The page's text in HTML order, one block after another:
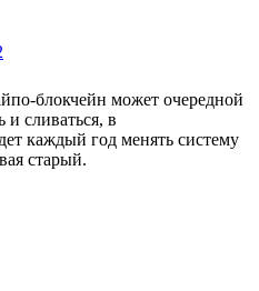
блокчейн может очередной
сливаться, в
каждый год менять систему
старый.